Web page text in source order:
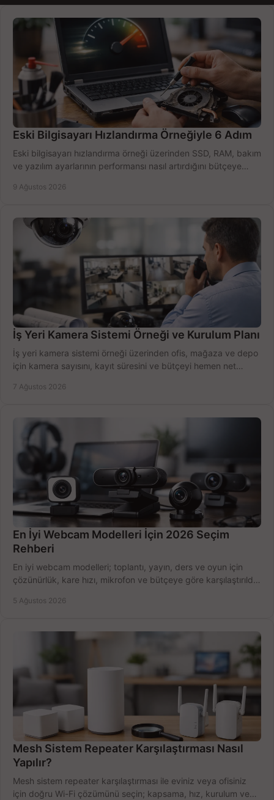
Eski Bilgisayarı Hızlandırma Örneğiyle 6 Adım
Eski bilgisayarı hızlandırma örneği üzerinden SSD, RAM, bakım
ve yazılım ayarlarının performansı nasıl artırdığını bütçeye
9 Ağustos 2026
İş Yeri Kamera Sistemi Örneği ve Kurulum Planı
İş yeri kamera sistemi örneği üzerinden ofis, mağaza ve depo
için kamera sayısını, kayıt süresini ve bütçeyi hemen net
7 Ağustos 2026
En İyi Webcam Modelleri İçin 2026 Seçim
Rehberi
En iyi webcam modelleri; toplantı, yayın, ders ve oyun için
çözünürlük, kare hızı, mikrofon ve bütçeye göre karşılaştırıldı.
5 Ağustos 2026
Mesh Sistem Repeater Karşılaştırması Nasıl
Yapılır?
Mesh sistem repeater karşılaştırması ile eviniz veya ofisiniz
için doğru Wi-Fi çözümünü seçin; kapsama, hız, kurulum ve